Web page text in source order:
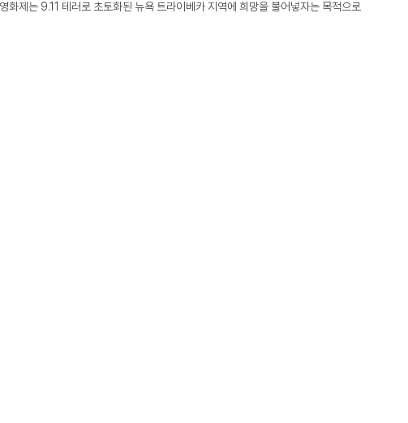
제는 9.11 테러로 초토화된 뉴욕 트라이베카 지역에 희망을 불어넣자는 목적으로